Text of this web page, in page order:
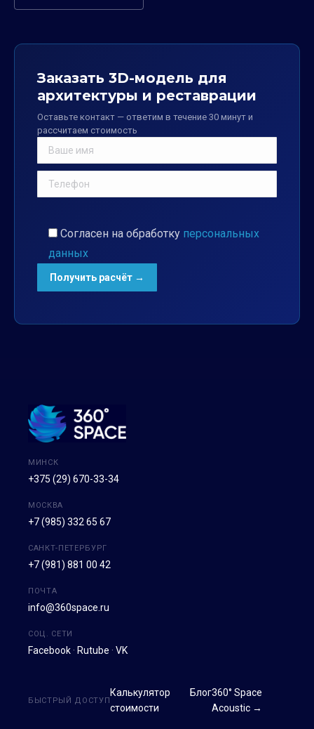
Заказать 3D-модель для
архитектуры и реставрации
Оставьте контакт — ответим в течение 30 минут и
рассчитаем стоимость
Согласен на обработку персональных
данных
МИНСК
+375 (29) 670-33-34
МОСКВА
+7 (985) 332 65 67
САНКТ-ПЕТЕРБУРГ
+7 (981) 881 00 42
ПОЧТА
info@360space.ru
СОЦ. СЕТИ
Facebook · Rutube · VK
БЫСТРЫЙ ДОСТУП
Калькулятор
стоимости
Блог360° Space
Acoustic →